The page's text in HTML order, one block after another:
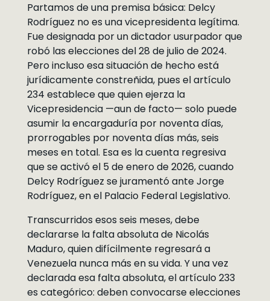
Partamos de una premisa básica: Delcy
Rodríguez no es una vicepresidenta legítima.
Fue designada por un dictador usurpador que
robó las elecciones del 28 de julio de 2024.
Pero incluso esa situación de hecho está
jurídicamente constreñida, pues el artículo
234 establece que quien ejerza la
Vicepresidencia —aun de facto— solo puede
asumir la encargaduría por noventa días,
prorrogables por noventa días más, seis
meses en total. Esa es la cuenta regresiva
que se activó el 5 de enero de 2026, cuando
Delcy Rodríguez se juramentó ante Jorge
Rodríguez, en el Palacio Federal Legislativo.
Transcurridos esos seis meses, debe
declararse la falta absoluta de Nicolás
Maduro, quien difícilmente regresará a
Venezuela nunca más en su vida. Y una vez
declarada esa falta absoluta, el artículo 233
es categórico: deben convocarse elecciones